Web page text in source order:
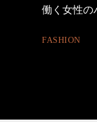
【ワーママ